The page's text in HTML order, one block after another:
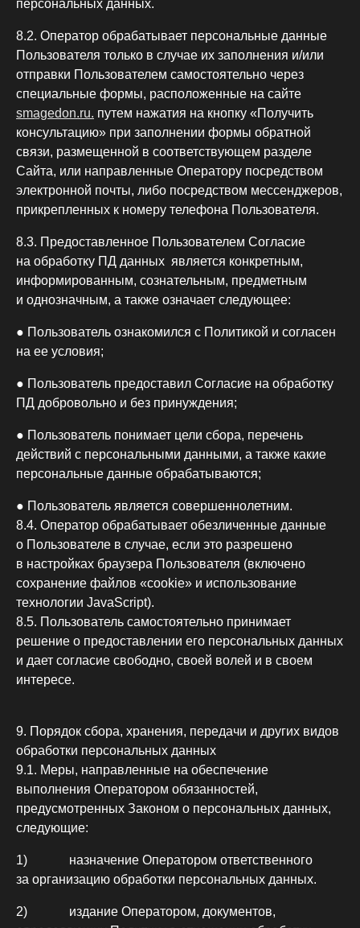
персональных данных.
8.2. Оператор обрабатывает персональные данные
Пользователя только в случае их заполнения и/или
отправки Пользователем самостоятельно через
специальные формы, расположенные на сайте
smagedon.ru. путем нажатия на кнопку «Получить
консультацию» при заполнении формы обратной
связи, размещенной в соответствующем разделе
Сайта, или направленные Оператору посредством
электронной почты, либо посредством мессенджеров,
прикрепленных к номеру телефона Пользователя.
8.3. Предоставленное Пользователем Согласие
на обработку ПД данных является конкретным,
информированным, сознательным, предметным
и однозначным, а также означает следующее:
● Пользователь ознакомился с Политикой и согласен
на ее условия;
● Пользователь предоставил Согласие на обработку
ПД добровольно и без принуждения;
● Пользователь понимает цели сбора, перечень
действий с персональными данными, а также какие
персональные данные обрабатываются;
● Пользователь является совершеннолетним.
8.4. Оператор обрабатывает обезличенные данные
о Пользователе в случае, если это разрешено
в настройках браузера Пользователя (включено
сохранение файлов «cookie» и использование
технологии JavaScript).
8.5. Пользователь самостоятельно принимает
решение о предоставлении его персональных данных
и дает согласие свободно, своей волей и в своем
интересе.
9. Порядок сбора, хранения, передачи и других видов
обработки персональных данных
9.1. Меры, направленные на обеспечение
выполнения Оператором обязанностей,
предусмотренных Законом о персональных данных,
следующие:
1) назначение Оператором ответственного
за организацию обработки персональных данных.
2) издание Оператором, документов,